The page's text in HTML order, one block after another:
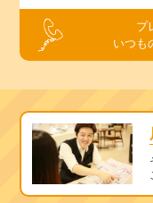
プ
いつも